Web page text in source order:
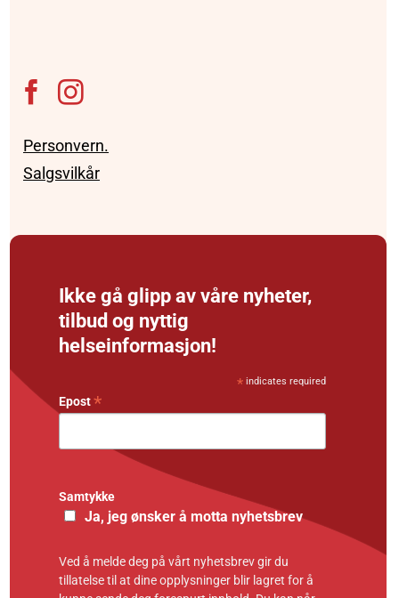
Personvern.
Salgsvilkår
Ikke gå glipp av våre nyheter,
tilbud og nyttig
helseinformasjon!
* indicates required
Epost*
Samtykke
Ja, jeg ønsker å motta nyhetsbrev
Ved å melde deg på vårt nyhetsbrev gir du
tillatelse til at dine opplysninger blir lagret for å